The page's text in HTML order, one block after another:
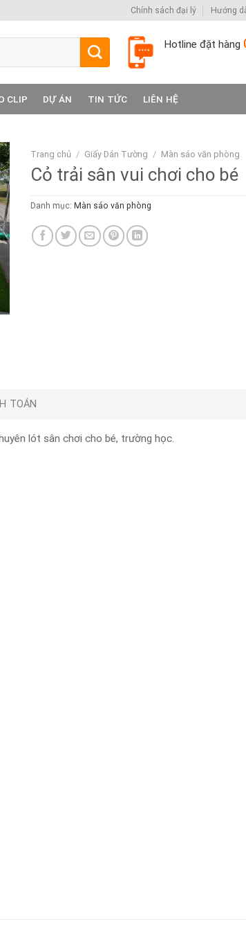
Chính sách đại lý Hướng
Hotline đặt hàng
CLIP DỰ ÁN TIN TỨC LIÊN HỆ
Trang chủ / Giấy Dán Tường / Màn sáo văn phòng
Cỏ trải sân vui chơi cho bé
Danh mục: Màn sáo văn phòng
TOÁN
lót sân chơi cho bé, trường học.